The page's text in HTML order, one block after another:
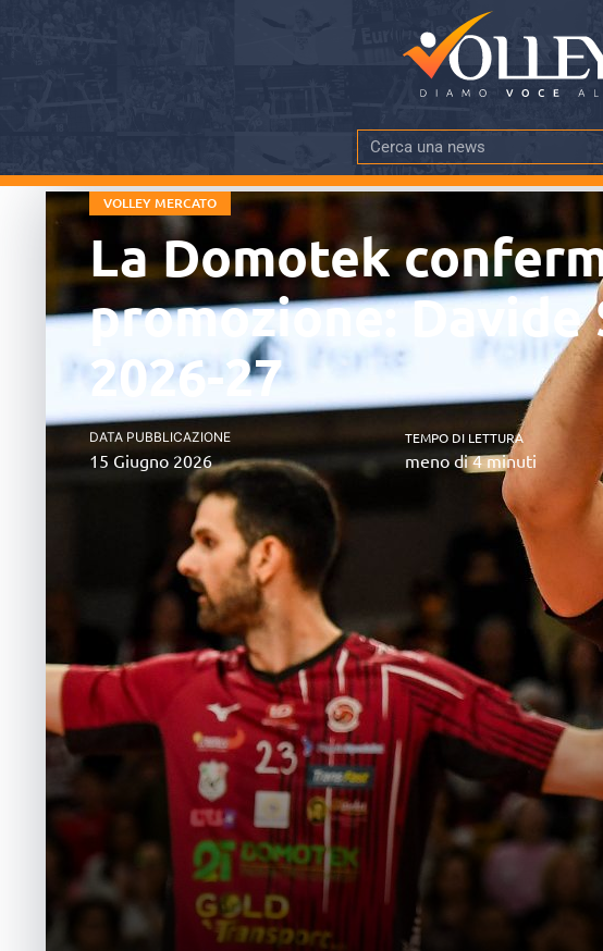
VOLLEY MERCATO
La Domotek
promozione: Davide
2026-27
DATA PUBBLICAZIONE
15 Giugno 2026
TEMPO DI LETTURA
meno di 4 minuti